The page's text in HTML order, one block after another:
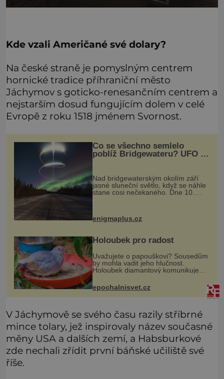
Kde vzali Američané své dolary?
Na české straně je pomyslným centrem
hornické tradice příhraniční město
Jáchymov s goticko-renesančním centrem a
nejstarším dosud fungujícím dolem v celé
Evropě z roku 1518 jménem Svornost.
Co se všechno semlelo
poblíž Bridgewateru? UFO na
Nad bridgewaterským okolím září
jasné sluneční světlo, když se náhle
stane cosi nečekaného. Dne 10.
května roku 1760 v deset hodin
přeletu UFO
enigmaplus.cz
Holoubek pro radost
Uvažujete o papouškovi? Sousedům
by mohla vadit jeho hlučnost.
Holoubek diamantový komunikuje
roztomilý a hodí se i pro chovatele
začátečníky. Jedná se o nenároč
epochalnisvet.cz
V Jáchymově se svého času razily stříbrné
mince tolary, jež inspirovaly název současné
měny USA a dalších zemí, a Habsburkové
zde nechali zřídit první báňské učiliště své
říše.